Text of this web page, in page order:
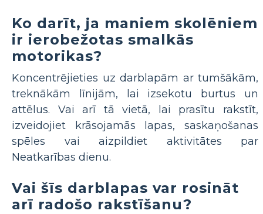
Ko darīt, ja maniem skolēniem
ir ierobežotas smalkās
motorikas?
Koncentrējieties uz darblapām ar tumšākām,
treknākām līnijām, lai izsekotu burtus un
attēlus. Vai arī tā vietā, lai prasītu rakstīt,
izveidojiet krāsojamās lapas, saskaņošanas
spēles vai aizpildiet aktivitātes par
Neatkarības dienu.
Vai šīs darblapas var rosināt
arī radošo rakstīšanu?